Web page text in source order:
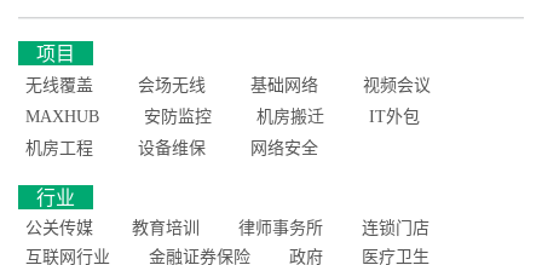
项目
无线覆盖 会场无线 基础网络
视频会议
MAXHUB
安防监控 机房搬迁
IT外包
机房工程
设备维保 网络安全
行业
公关传媒 教育培训 律师事务所
连锁门店
互联网行业
金融证券保险 政府
医疗卫生